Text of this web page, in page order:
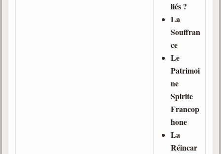
liés ?
La
Souffran
ce
Le
Patrimoi
ne
Spirite
Francop
hone
La
Réincar